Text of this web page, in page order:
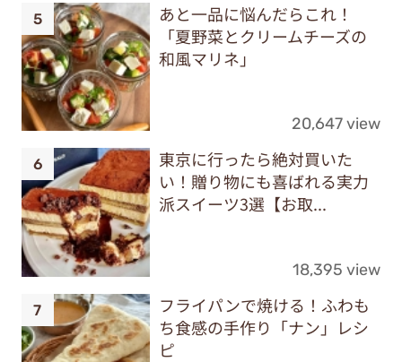
あと一品に悩んだらこれ！
「夏野菜とクリームチーズの
和風マリネ」
20,647 view
東京に行ったら絶対買いた
い！贈り物にも喜ばれる実力
派スイーツ3選【お取...
18,395 view
フライパンで焼ける！ふわも
ち食感の手作り「ナン」レシ
ピ